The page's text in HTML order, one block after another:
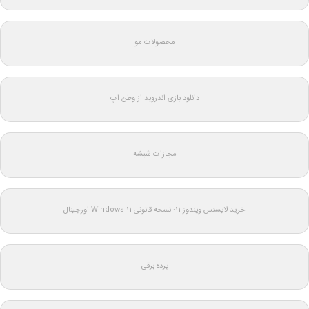
محصولات مو
دانلود بازی اندروید از وطن اپ
مجازات شیشه
خرید لایسنس ویندوز 11: نسخه قانونی Windows 11 اورجینال
پرده برقی